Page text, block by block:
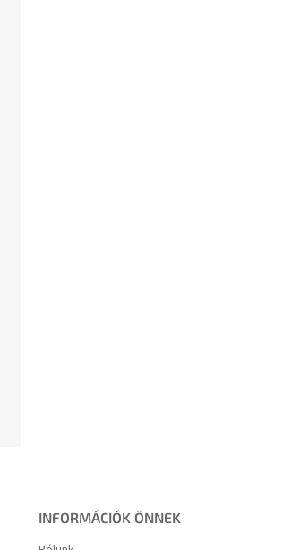
INFORMÁCIÓK ÖNNEK